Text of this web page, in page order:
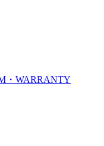
・WARRANTY